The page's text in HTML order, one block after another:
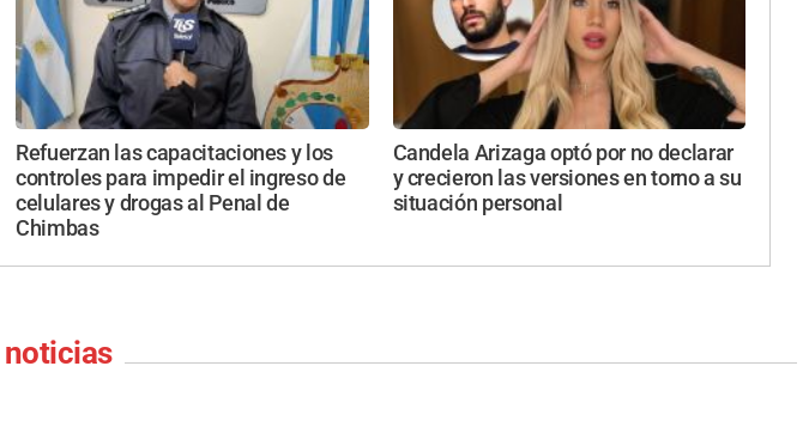
Refuerzan las capacitaciones y los
controles para impedir el ingreso de
celulares y drogas al Penal de
Chimbas
Candela Arizaga optó por no declarar
y crecieron las versiones en torno a su
situación personal
noticias